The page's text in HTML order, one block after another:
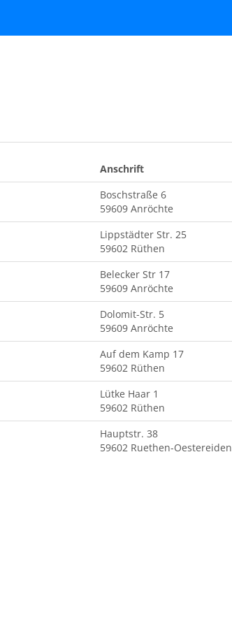
Anschrift
Boschstraße 6
59609 Anröchte
Lippstädter Str. 25
59602 Rüthen
Belecker Str 17
59609 Anröchte
Dolomit-Str. 5
59609 Anröchte
Auf dem Kamp 17
59602 Rüthen
Lütke Haar 1
59602 Rüthen
Hauptstr. 38
59602 Ruethen-Oestereiden